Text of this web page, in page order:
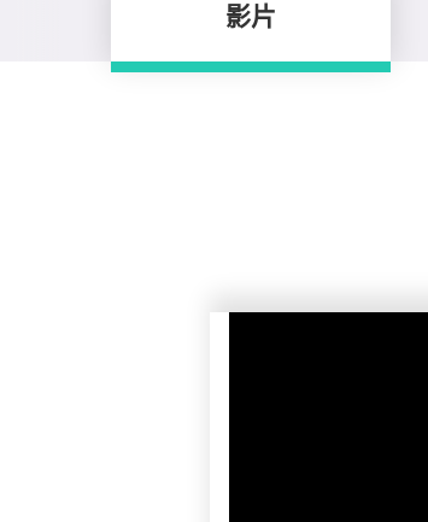
影片